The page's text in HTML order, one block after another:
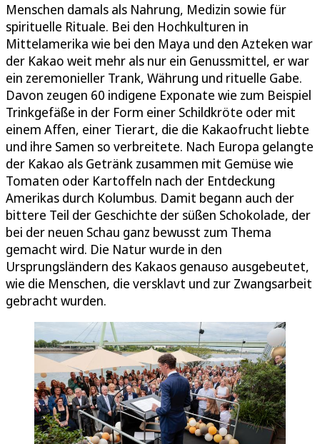
Menschen damals als Nahrung, Medizin sowie für
spirituelle Rituale. Bei den Hochkulturen in
Mittelamerika wie bei den Maya und den Azteken war
der Kakao weit mehr als nur ein Genussmittel, er war
ein zeremonieller Trank, Währung und rituelle Gabe.
Davon zeugen 60 indigene Exponate wie zum Beispiel
Trinkgefäße in der Form einer Schildkröte oder mit
einem Affen, einer Tierart, die die Kakaofrucht liebte
und ihre Samen so verbreitete. Nach Europa gelangte
der Kakao als Getränk zusammen mit Gemüse wie
Tomaten oder Kartoffeln nach der Entdeckung
Amerikas durch Kolumbus. Damit begann auch der
bittere Teil der Geschichte der süßen Schokolade, der
bei der neuen Schau ganz bewusst zum Thema
gemacht wird. Die Natur wurde in den
Ursprungsländern des Kakaos genauso ausgebeutet,
wie die Menschen, die versklavt und zur Zwangsarbeit
gebracht wurden.